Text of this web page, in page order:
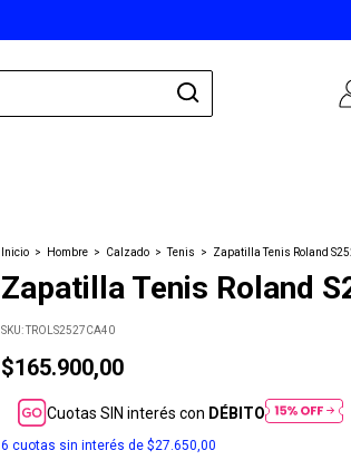
Inicio > Hombre > Calzado > Tenis > Zapatilla Tenis Roland
Zapatilla Tenis Roland
SKU:TROLS2527CA40
$165.900,00
Cuotas SIN interés con DÉBITO
6 cuotas sin interés de $27.650,00